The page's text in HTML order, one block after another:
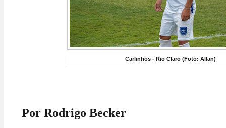
Carlinhos - Rio Claro (Foto: Allan)
Por Rodrigo Becker